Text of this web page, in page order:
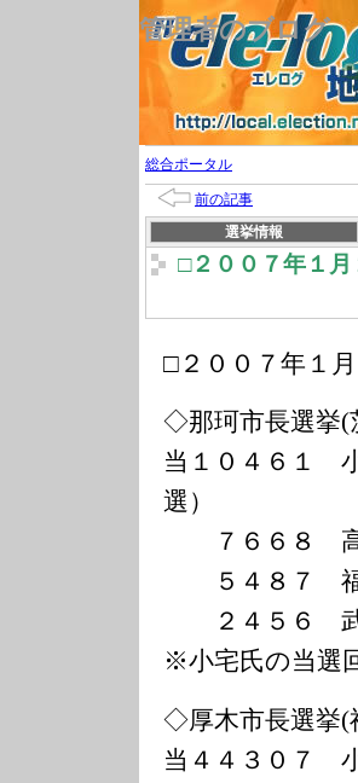
管理者のブログ
総合ポータル
前の記事
選挙情報
□２００７年１
□２００７年１
◇那珂市長選挙(
当１０４６１
選）
７６６８ 高
５４８７ 福
２４５６ 武
※小宅氏の当選
◇厚木市長選挙(
当４４３０７